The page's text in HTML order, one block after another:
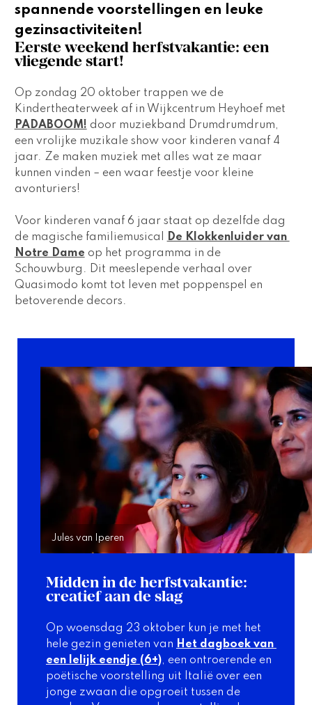
spannende voorstellingen en leuke
gezinsactiviteiten!
Eerste weekend herfstvakantie: een
vliegende start!
Op zondag 20 oktober trappen we de
Kindertheaterweek af in Wijkcentrum Heyhoef met
PADABOOM! door muziekband Drumdrumdrum,
een vrolijke muzikale show voor kinderen vanaf 4
jaar. Ze maken muziek met alles wat ze maar
kunnen vinden – een waar feestje voor kleine
avonturiers!
Voor kinderen vanaf 6 jaar staat op dezelfde dag
de magische familiemusical
De Klokkenluider van
Notre Dame op het programma in de
Schouwburg. Dit meeslepende verhaal over
Quasimodo komt tot leven met poppenspel en
betoverende decors.
Midden in de herfstvakantie:
creatief aan de slag
Op woensdag 23 oktober kun je met het
hele gezin genieten van Het dagboek van
een lelijk eendje (6+), een ontroerende en
poëtische voorstelling uit Italië over een
jonge zwaan die opgroeit tussen de
Jules van Iperen